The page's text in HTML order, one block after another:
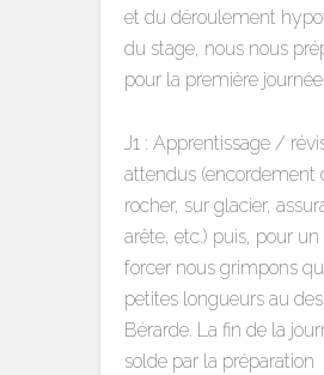
et du déroulement
du stage, nous nous
pour la première journée.
J1 : Apprentissage /
attendus (encordement
rocher, sur glacier,
arête, etc.) puis, pour
forcer nous grimpons
petites longueurs au
Bérarde. La fin de la
solde par la préparation